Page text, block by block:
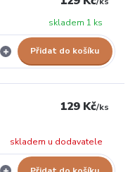
skladem 1 ks
Přidat do košíku
129 Kč/ks
skladem u dodavatele